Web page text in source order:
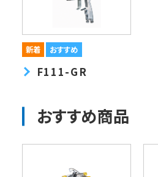
F111-GR
おすすめ商品